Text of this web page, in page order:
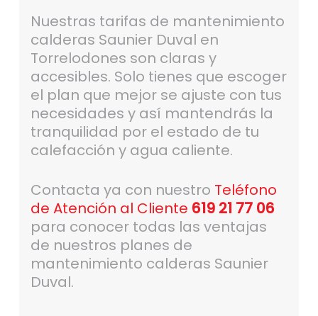
Nuestras tarifas de mantenimiento
calderas Saunier Duval en
Torrelodones son claras y
accesibles. Solo tienes que escoger
el plan que mejor se ajuste con tus
necesidades y así mantendrás la
tranquilidad por el estado de tu
calefacción y agua caliente.
Contacta ya con nuestro Teléfono
de Atención al Cliente 619 21 77 06
para conocer todas las ventajas
de nuestros planes de
mantenimiento calderas Saunier
Duval.